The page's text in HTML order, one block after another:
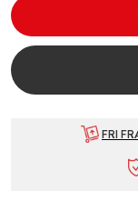
FRI